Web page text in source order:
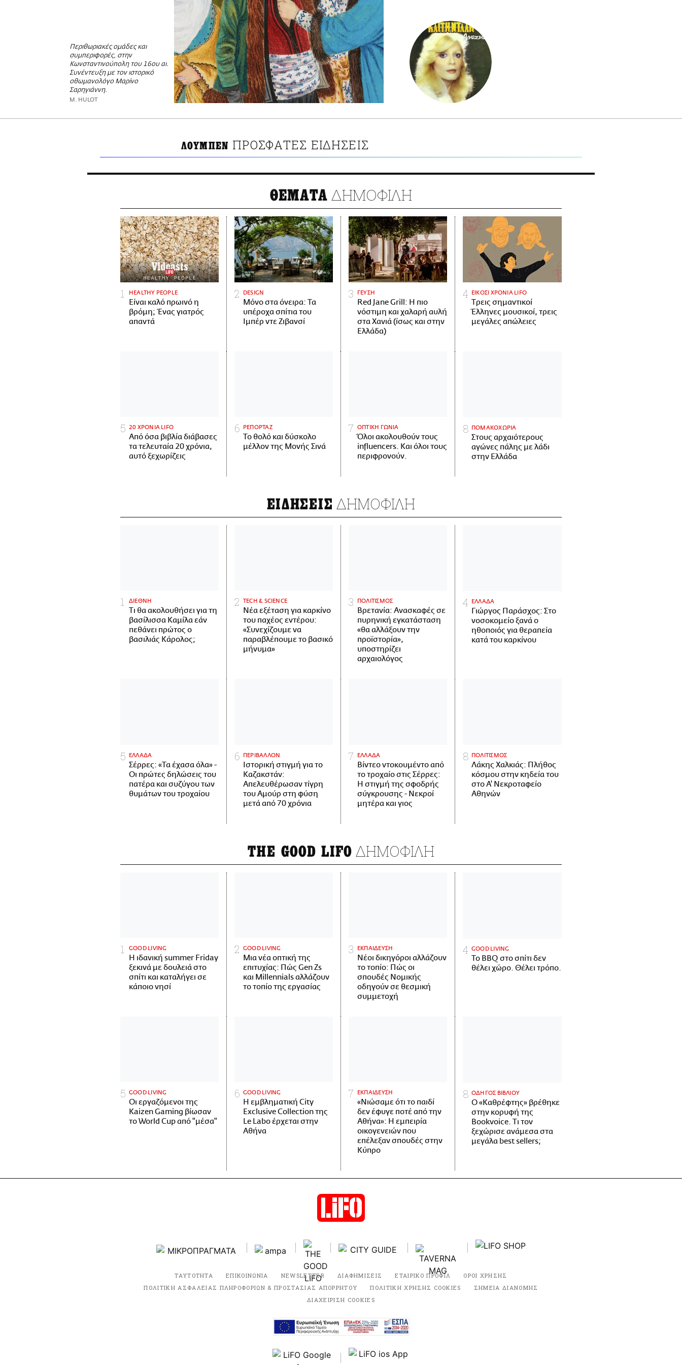
Περιθωριακές ομάδες και
συμπεριφορές, στην
Κωνσταντινούπολη του 16ου αι.
Συνέντευξη με τον ιστορικό
οθωμανολόγο Μαρίνο
Σαρηγιάννη.
M. HULOT
ΛΟΥΜΠΕΝ ΠΡΟΣΦΑΤΕΣ ΕΙΔΗΣΕΙΣ
ΘΕΜΑΤΑ ΔΗΜΟΦΙΛΗ
HEALTHY PEOPLE
Είναι καλό πρωινό η
βρόμη; Ένας γιατρός
απαντά
DESIGN
Μόνο στα όνειρα: Τα
υπέροχα σπίτια του
Ιμπέρ ντε Ζιβανσί
ΓΕΥΣΗ
Red Jane Grill: Η πιο
νόστιμη και χαλαρή αυλή
στα Χανιά (ίσως και στην
Ελλάδα)
ΕΙΚΟΣΙ ΧΡΟΝΙΑ LIFO
Tρεις σημαντικοί
Έλληνες μουσικοί, τρεις
μεγάλες απώλειες
20 ΧΡΟΝΙΑ LIFO
Από όσα βιβλία διάβασες
τα τελευταία 20 χρόνια,
αυτό ξεχωρίζεις
ΡΕΠΟΡΤΑΖ
Το θολό και δύσκολο
μέλλον της Μονής Σινά
ΟΠΤΙΚΗ ΓΩΝΙΑ
Όλοι ακολουθούν τους
influencers. Και όλοι τους
περιφρονούν.
ΠΟΜΑΚΟΧΩΡΙΑ
Στους αρχαιότερους
αγώνες πάλης με λάδι
στην Ελλάδα
ΕΙΔΗΣΕΙΣ ΔΗΜΟΦΙΛΗ
ΔΙΕΘΝΗ
Τι θα ακολουθήσει για τη
βασίλισσα Καμίλα εάν
πεθάνει πρώτος ο
βασιλιάς Κάρολος;
ΤECH & SCIENCE
Νέα εξέταση για καρκίνο
του παχέος εντέρου:
«Συνεχίζουμε να
παραβλέπουμε το βασικό
μήνυμα»
ΠΟΛΙΤΙΣΜΟΣ
Βρετανία: Ανασκαφές σε
πυρηνική εγκατάσταση
«θα αλλάξουν την
προϊστορία»,
υποστηρίζει
αρχαιολόγος
ΕΛΛΑΔΑ
Γιώργος Παράσχος: Στο
νοσοκομείο ξανά ο
ηθοποιός για θεραπεία
κατά του καρκίνου
ΕΛΛΑΔΑ
Σέρρες: «Τα έχασα όλα» -
Οι πρώτες δηλώσεις του
πατέρα και συζύγου των
θυμάτων του τροχαίου
ΠΕΡΙΒΑΛΛΟΝ
Ιστορική στιγμή για το
Καζακστάν:
Απελευθέρωσαν τίγρη
του Αμούρ στη φύση
μετά από 70 χρόνια
ΕΛΛΑΔΑ
Βίντεο ντοκουμέντο από
το τροχαίο στις Σέρρες:
Η στιγμή της σφοδρής
σύγκρουσης - Νεκροί
μητέρα και γιος
ΠΟΛΙΤΙΣΜΟΣ
Λάκης Χαλκιάς: Πλήθος
κόσμου στην κηδεία του
στο Α' Νεκροταφείο
Αθηνών
THE GOOD LIFO ΔΗΜΟΦΙΛΗ
GOOD LIVING
Η ιδανική summer Friday
ξεκινά με δουλειά στο
σπίτι και καταλήγει σε
κάποιο νησί
GOOD LIVING
Μια νέα οπτική της
επιτυχίας: Πώς Gen Zs
και Millennials αλλάζουν
το τοπίο της εργασίας
ΕΚΠΑΙΔΕΥΣΗ
Νέοι δικηγόροι αλλάζουν
το τοπίο: Πώς οι
σπουδές Νομικής
οδηγούν σε θεσμική
συμμετοχή
GOOD LIVING
Το BBQ στο σπίτι δεν
θέλει χώρο. Θέλει τρόπο.
GOOD LIVING
Οι εργαζόμενοι της
Kaizen Gaming βίωσαν
το World Cup από "μέσα"
GOOD LIVING
Η εμβληματική City
Exclusive Collection της
Le Labo έρχεται στην
Αθήνα
ΕΚΠΑΙΔΕΥΣΗ
«Νιώσαμε ότι το παιδί
δεν έφυγε ποτέ από την
Αθήνα»: Η εμπειρία
οικογενειών που
επέλεξαν σπουδές στην
Κύπρο
ΟΔΗΓΟΣ ΒΙΒΛΙΟΥ
Ο «Καθρέφτης» βρέθηκε
στην κορυφή της
Bookvoice. Τι τον
ξεχώρισε ανάμεσα στα
μεγάλα best sellers;
ΤΑΥΤΟΤΗΤΑ ΕΠΙΚΟΙΝΩΝΙΑ NEWSLETTER ΔΙΑΦΗΜΙΣΕΙΣ ΕΤΑΙΡΙΚΟ ΠΡΟΦΙΛ
ΟΡΟΙ ΧΡΗΣΗΣ
ΠΟΛΙΤΙΚΗ ΑΣΦΑΛΕΙΑΣ ΠΛΗΡΟΦΟΡΙΩΝ & ΠΡΟΣΤΑΣΙΑΣ ΑΠΟΡΡΗΤΟΥ
ΠΟΛΙΤΙΚΗ ΧΡΗΣΗΣ COOKIES
ΣΗΜΕΙΑ ΔΙΑΝΟΜΗΣ
ΔΙΑΧΕΙΡΙΣΗ COOKIES